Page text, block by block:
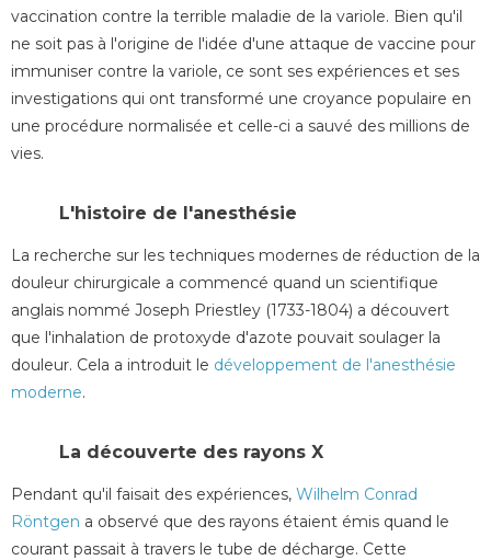
vaccination contre la terrible maladie de la variole. Bien qu'il
ne soit pas à l'origine de l'idée d'une attaque de vaccine pour
immuniser contre la variole, ce sont ses expériences et ses
investigations qui ont transformé une croyance populaire en
une procédure normalisée et celle-ci a sauvé des millions de
vies.
L'histoire de l'anesthésie
La recherche sur les techniques modernes de réduction de la
douleur chirurgicale a commencé quand un scientifique
anglais nommé Joseph Priestley (1733-1804) a découvert
que l'inhalation de protoxyde d'azote pouvait soulager la
douleur. Cela a introduit le développement de l'anesthésie
moderne.
La découverte des rayons X
Pendant qu'il faisait des expériences, Wilhelm Conrad
Röntgen a observé que des rayons étaient émis quand le
courant passait à travers le tube de décharge. Cette